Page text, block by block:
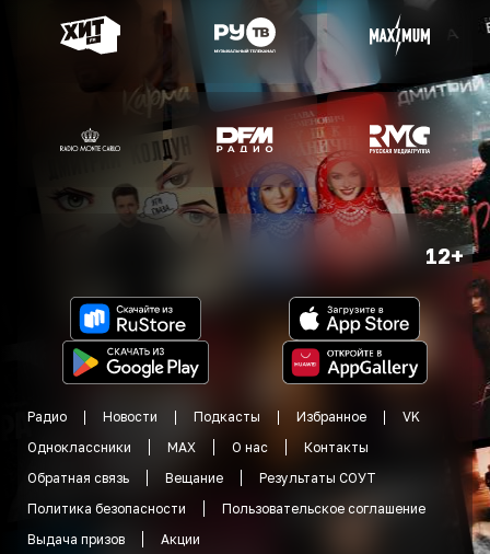
12+
Радио Новости Подкасты Избранное
VK
Одноклассники
MAX О нас
Контакты
Обратная связь
Вещание
Результаты СОУТ
Политика безопасности
Пользовательское соглашение
Выдача призов
Акции